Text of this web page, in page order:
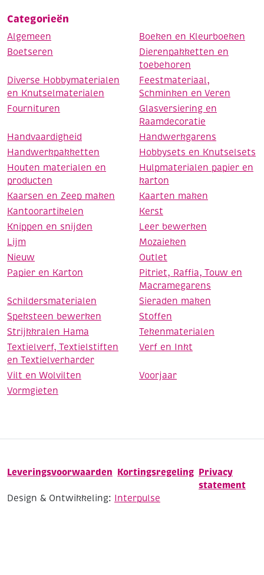
Categorieën
Algemeen
Boeken en Kleurboeken
Boetseren
Dierenpakketten en
toebehoren
Diverse Hobbymaterialen
en Knutselmaterialen
Feestmateriaal,
Schminken en Veren
Fournituren
Glasversiering en
Raamdecoratie
Handvaardigheid
Handwerkgarens
Handwerkpakketten
Hobbysets en Knutselsets
Houten materialen en
producten
Hulpmaterialen papier en
karton
Kaarsen en Zeep maken
Kaarten maken
Kantoorartikelen
Kerst
Knippen en snijden
Leer bewerken
Lijm
Mozaieken
Nieuw
Outlet
Papier en Karton
Pitriet, Raffia, Touw en
Macramegarens
Schildersmaterialen
Sieraden maken
Speksteen bewerken
Stoffen
Strijkkralen Hama
Tekenmaterialen
Textielverf, Textielstiften
en Textielverharder
Verf en Inkt
Vilt en Wolvilten
Voorjaar
Vormgieten
Leveringsvoorwaarden Kortingsregeling Privacy
statement
Design & Ontwikkeling: Interpulse